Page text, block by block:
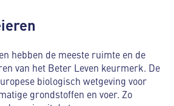
natuurlijk dag- en nachtritme.
gestrooid en er is extra
zodat de kippen kunnen pikken.
met vers stro, houtkrullen of zand
scharrelen en stofbaden kunnen
hebben de meeste ruimte en de
van het Beter Leven keurmerk. De
biologisch wetgeving voor
grondstoffen en voer. Zo